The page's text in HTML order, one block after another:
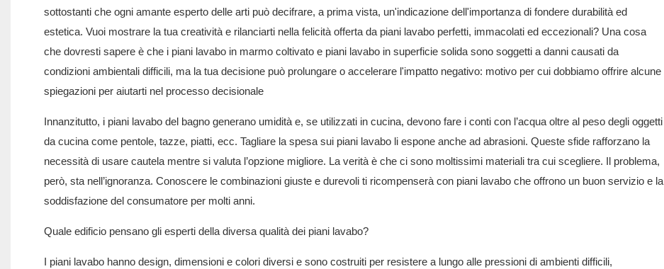
sottostanti che ogni amante esperto delle arti può decifrare, a prima vista, un'indicazione dell'importanza di fondere durabilità ed
estetica. Vuoi mostrare la tua creatività e rilanciarti nella felicità offerta da piani lavabo perfetti, immacolati ed eccezionali? Una cosa
che dovresti sapere è che i piani lavabo in marmo coltivato e piani lavabo in superficie solida sono soggetti a danni causati da
condizioni ambientali difficili, ma la tua decisione può prolungare o accelerare l'impatto negativo: motivo per cui dobbiamo offrire alcune
spiegazioni per aiutarti nel processo decisionale
Innanzitutto, i piani lavabo del bagno generano umidità e, se utilizzati in cucina, devono fare i conti con l’acqua oltre al peso degli oggetti
da cucina come pentole, tazze, piatti, ecc. Tagliare la spesa sui piani lavabo li espone anche ad abrasioni. Queste sfide rafforzano la
necessità di usare cautela mentre si valuta l’opzione migliore. La verità è che ci sono moltissimi materiali tra cui scegliere. Il problema,
però, sta nell’ignoranza. Conoscere le combinazioni giuste e durevoli ti ricompenserà con piani lavabo che offrono un buon servizio e la
soddisfazione del consumatore per molti anni.
Quale edificio pensano gli esperti della diversa qualità dei piani lavabo?
I piani lavabo hanno design, dimensioni e colori diversi e sono costruiti per resistere a lungo alle pressioni di ambienti difficili,